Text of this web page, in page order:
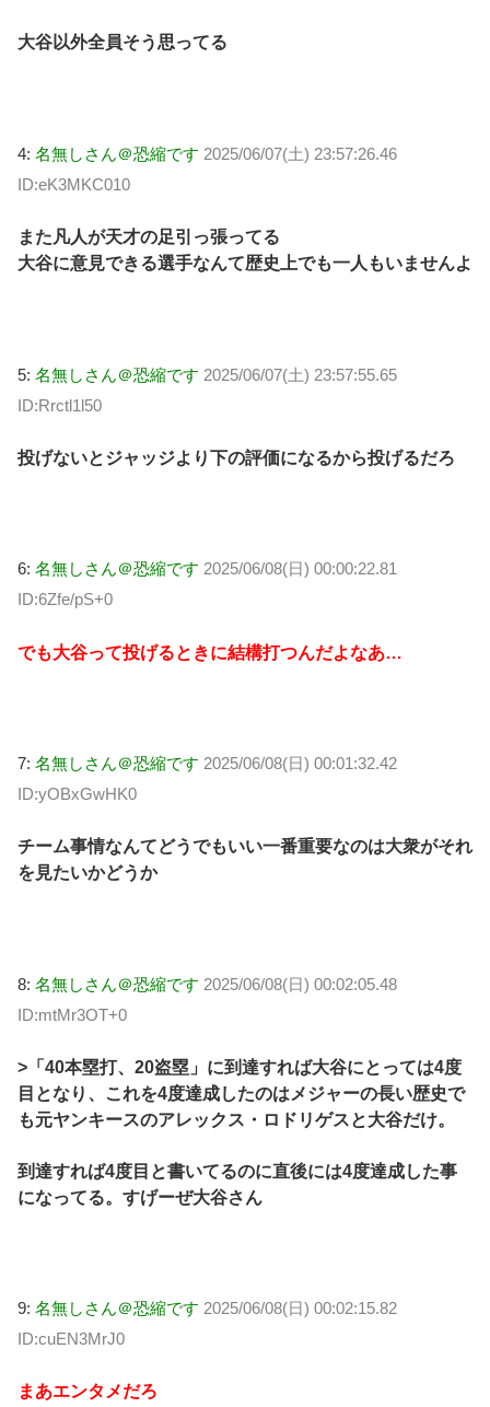
大谷以外全員そう思ってる
4: 名無しさん＠恐縮です 2025/06/07(土) 23:57:26.46
ID:eK3MKC010
また凡人が天才の足引っ張ってる
大谷に意見できる選手なんて歴史上でも一人もいませんよ
5: 名無しさん＠恐縮です 2025/06/07(土) 23:57:55.65
ID:Rrctl1l50
投げないとジャッジより下の評価になるから投げるだろ
6: 名無しさん＠恐縮です 2025/06/08(日) 00:00:22.81
ID:6Zfe/pS+0
でも大谷って投げるときに結構打つんだよなあ…
7: 名無しさん＠恐縮です 2025/06/08(日) 00:01:32.42
ID:yOBxGwHK0
チーム事情なんてどうでもいい一番重要なのは大衆がそれ
を見たいかどうか
8: 名無しさん＠恐縮です 2025/06/08(日) 00:02:05.48
ID:mtMr3OT+0
>「40本塁打、20盗塁」に到達すれば大谷にとっては4度
目となり、これを4度達成したのはメジャーの長い歴史で
も元ヤンキースのアレックス・ロドリゲスと大谷だけ。
到達すれば4度目と書いてるのに直後には4度達成した事
になってる。すげーぜ大谷さん
9: 名無しさん＠恐縮です 2025/06/08(日) 00:02:15.82
ID:cuEN3MrJ0
まあエンタメだろ